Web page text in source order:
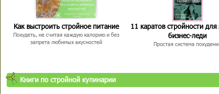
Как выстроить стройное питание
Похудеть, не считая каждую калорию и без
запрета любимых вкусностей
11 каратов стройности для
бизнес-леди
Простая система
Книги по стройной кулинарии